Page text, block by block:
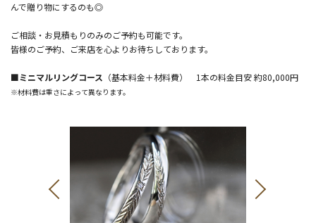
んで贈り物にするのも◎
ご相談・お見積もりのみのご予約も可能です。
皆様のご予約、ご来店を心よりお待ちしております。
■ミニマルリングコース （基本料金＋材料費） 1本の料金目安 約80,000円
※材料費は重さによって異なります。